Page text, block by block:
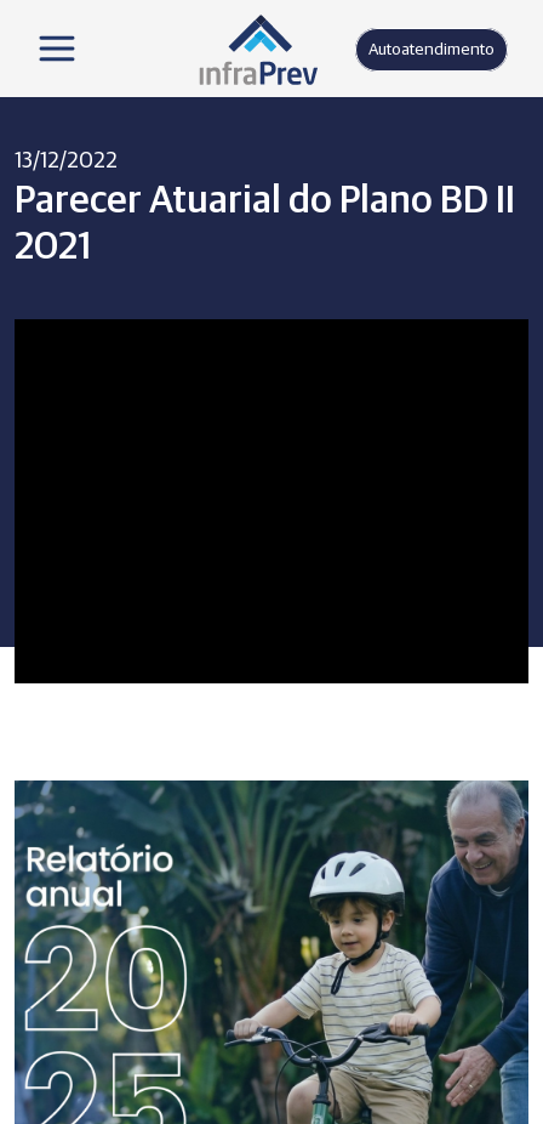
Autoatendimento
13/12/2022
Parecer Atuarial do Plano BD II
2021